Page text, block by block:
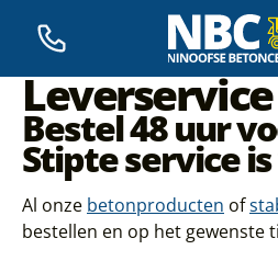
Leverservice
Bestel 48 uur
Stipte serviceis
Al onze betonproducten of
bestellen en op het gewenste